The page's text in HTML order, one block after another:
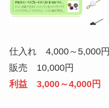
仕入れ 4,000～5,000円
販売 10,000円
利益 3,000～4,000円